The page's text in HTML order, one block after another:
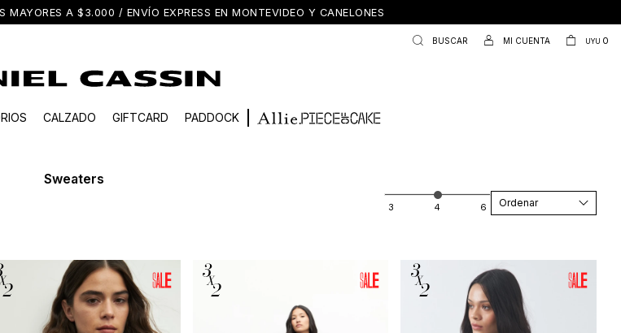
MAYORES A $3.000 / ENVÍO EXPRESS EN MONTEVIDEO Y CANELONES
CALZADO GIFTCARD PADDOCK
UYU 0
Sweaters
Recomendados